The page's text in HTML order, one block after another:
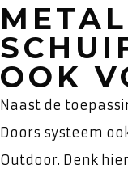
OOK
Naast de
Doors systeem
Outdoor. Denk